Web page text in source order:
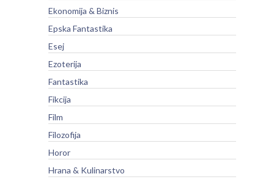
Ekonomija & Biznis
Epska Fantastika
Esej
Ezoterija
Fantastika
Fikcija
Film
Filozofija
Horor
Hrana & Kulinarstvo